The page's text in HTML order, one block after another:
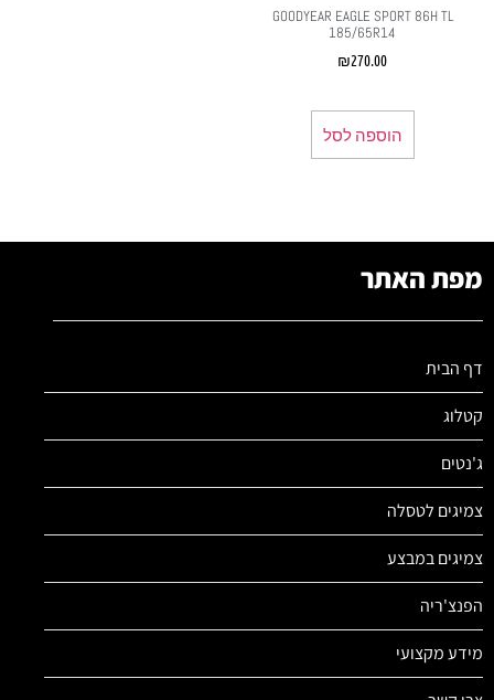
GOODYEAR EAGLE SPORT 86H TL
185/65R14
₪270.00
הוספה לסל
מפת האתר
דף הבית
קטלוג
ג'נטים
צמיגים לטסלה
צמיגים במבצע
הפנצ'ריה
מידע מקצועי